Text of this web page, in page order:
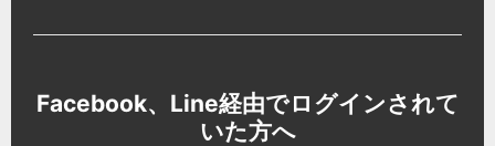
Facebook、Line経由でログインされて
いた方へ